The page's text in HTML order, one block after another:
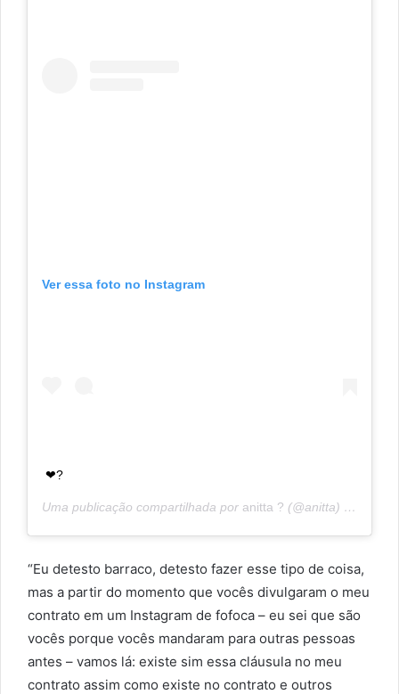
Ver essa foto no Instagram
❤?
Uma publicação compartilhada por anitta ? (@anitta) em
“Eu detesto barraco, detesto fazer esse tipo de coisa,
mas a partir do momento que vocês divulgaram o meu
contrato em um Instagram de fofoca – eu sei que são
vocês porque vocês mandaram para outras pessoas
antes – vamos lá: existe sim essa cláusula no meu
contrato assim como existe no contrato e outros